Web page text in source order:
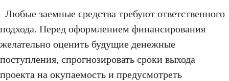
Любые заемные средства требуют ответственного
подхода. Перед оформлением финансирования
желательно оценить будущие денежные
поступления, спрогнозировать сроки выхода
проекта на окупаемость и предусмотреть